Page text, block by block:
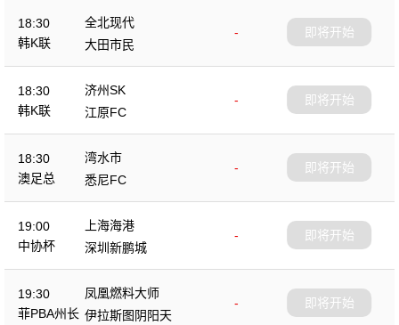
18:30
韩K联
全北现代
-
大田市民
即将开始
18:30
韩K联
济州SK
-
江原FC
即将开始
18:30
澳足总
湾水市
-
悉尼FC
即将开始
19:00
中协杯
上海海港
-
深圳新鹏城
即将开始
19:30
菲PBA州长
凤凰燃料大师
-
伊拉斯图阴阳天
即将开始